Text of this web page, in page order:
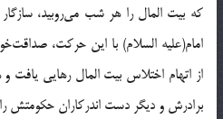
كه بيت المال را هر شب مى‌روبيد،
امام(علیه السلام) با اين حركت،
از اتهام اختلاس بيت المال رهايى
برادرش و ديگر دست اندركاران حكومتش